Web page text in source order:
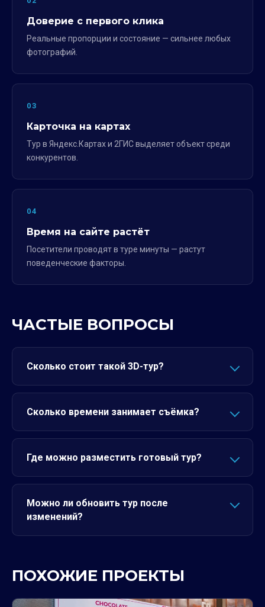
Доверие с первого клика
Реальные пропорции и состояние — сильнее любых
фотографий.
03
Карточка на картах
Тур в Яндекс.Картах и 2ГИС выделяет объект среди
конкурентов.
04
Время на сайте растёт
Посетители проводят в туре минуты — растут
поведенческие факторы.
ЧАСТЫЕ ВОПРОСЫ
Сколько стоит такой 3D-тур?
Сколько времени занимает съёмка?
Где можно разместить готовый тур?
Можно ли обновить тур после
изменений?
ПОХОЖИЕ ПРОЕКТЫ